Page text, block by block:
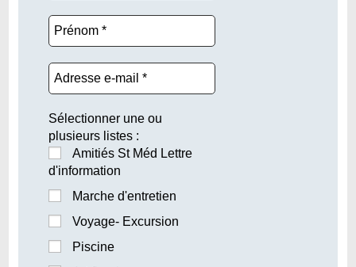
Sélectionner une ou
plusieurs listes :
Amitiés St Méd Lettre
d'information
Marche d'entretien
Voyage- Excursion
Piscine